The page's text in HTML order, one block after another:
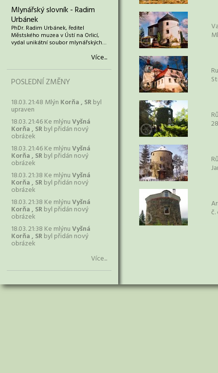
Mlynářský slovník - Radim
Urbánek
PhDr. Radim Urbánek, ředitel
Městského muzea v Ústí na Orlicí,
vydal unikátní soubor mlynářských…
Více...
POSLEDNÍ ZMĚNY
18.03. 21:48 Mlýn Korňa , SRbyl
upraven
18.03. 21:46 Ke mlýnuVyšná
Korňa , SRbyl přidán nový
obrázek
18.03. 21:46 Ke mlýnuVyšná
Korňa , SRbyl přidán nový
obrázek
18.03. 21:38 Ke mlýnuVyšná
Korňa , SRbyl přidán nový
obrázek
18.03. 21:38 Ke mlýnuVyšná
Korňa , SRbyl přidán nový
obrázek
18.03. 21:38 Ke mlýnuVyšná
Korňa , SRbyl přidán nový
obrázek
Více...
č.